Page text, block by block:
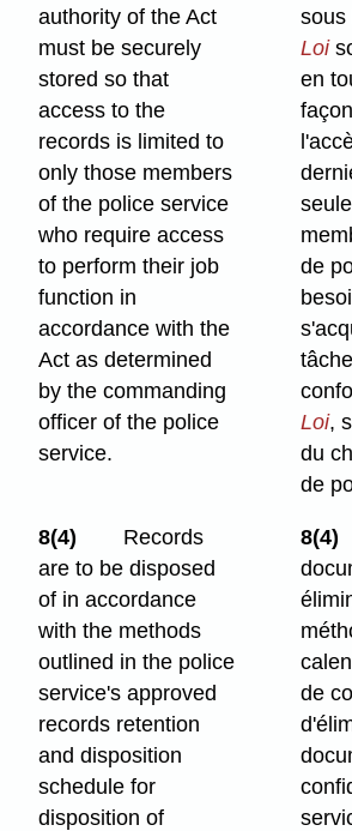
authority of the Act
must be securely
stored so that
access to the
records is limited to
only those members
of the police service
who require access
to perform their job
function in
accordance with the
Act as determined
by the commanding
officer of the police
service.
sous
Loi
en
de
Loi,
du
de
8(4)
Records
are to be disposed
of in accordance
with the methods
outlined in the police
service's approved
records retention
and disposition
schedule for
disposition of
8(4)
de